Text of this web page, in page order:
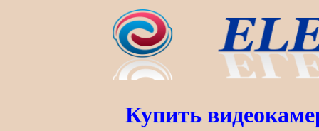
Купить